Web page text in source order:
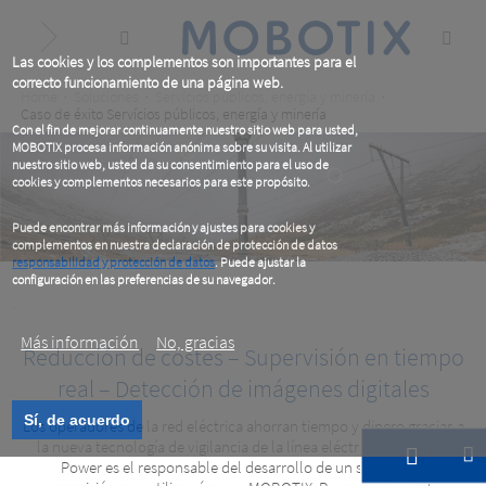
Las cookies y los complementos son importantes para el
correcto funcionamiento de una página web.
Con el fin de mejorar continuamente nuestro sitio web para usted,
MOBOTIX procesa información anónima sobre su visita. Al utilizar
nuestro sitio web, usted da su consentimiento para el uso de
cookies y complementos necesarios para este propósito.
Puede encontrar más información y ajustes para cookies y
complementos en nuestra declaración de protección de datos
responsabilidad y protección de datos. Puede ajustar la
configuración en las preferencias de su navegador.
Más información
No, gracias
Sí, de acuerdo
content
Breadcrumb
Servícios públicos, energía y minería
Caso de éxito Servícios públicos, energía y minería
Laki Power
Reducción de costes – Supervisión en tiempo
real – Detección de imágenes digitales
Los operadores de la red eléctrica ahorran tiempo y dinero gracias a
la nueva tecnología de vigilancia de la línea eléctrica aérea. Laki
Power es el responsable del desarrollo de un sistema de